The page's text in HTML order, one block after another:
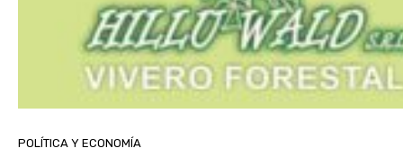
POLÍTICA Y ECONOMÍA